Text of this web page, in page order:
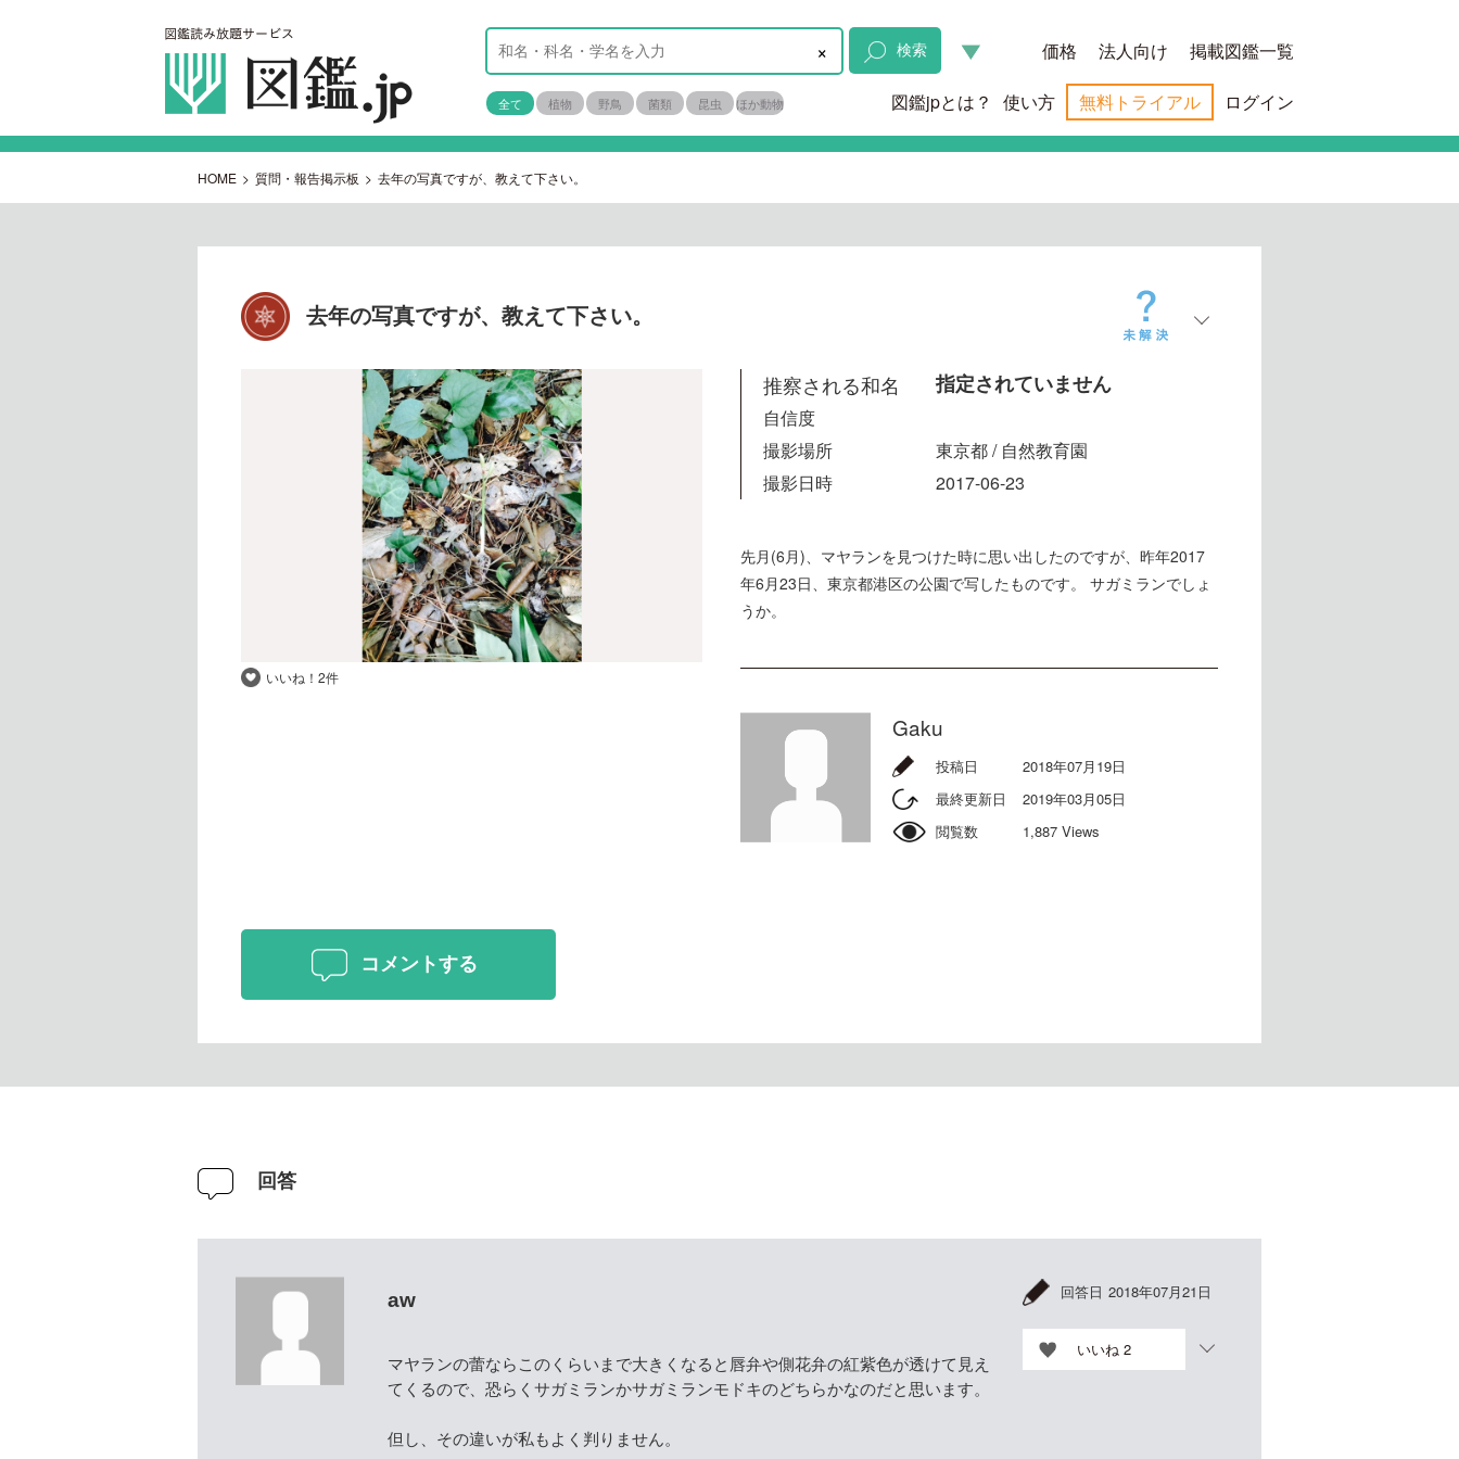
× 検索
全て 植物 野鳥 菌類 昆虫 ほか動物
価格 法人向け 掲載図鑑一覧
図鑑jpとは？ 使い方 無料トライアル ログイン
HOME > 質問・報告掲示板 > 去年の写真ですが、教えて下さい。
去年の写真ですが、教えて下さい。
いいね！ 2件
推察される和名 指定されていません
自信度
撮影場所
東京都 / 自然教育園
撮影日時
2017-06-23
先月(6月)、マヤランを見つけた時に思い出したのですが、昨年2017
年6月23日、東京都港区の公園で写したものです。 サガミランでしょ
うか。
Gaku
投稿日
2018年07月19日
最終更新日
2019年03月05日
閲覧数
1,887 Views
コメントする
回答
aw
マヤランの蕾ならこのくらいまで大きくなると唇弁や側花弁の紅紫色が透けて見え
てくるので、恐らくサガミランかサガミランモドキのどちらかなのだと思います。
但し、その違いが私もよく判りません。
回答日 2018年07月21日
いいね 2